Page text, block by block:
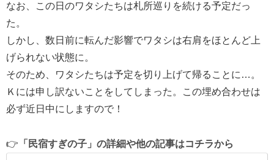
なお、この日のワタシたちは札所巡りを続ける予定だっ
た。
しかし、数日前に転んだ影響でワタシは右肩をほとんど上
げられない状態に。
そのため、ワタシたちは予定を切り上げて帰ることに…。
Ｋには申し訳ないことをしてしまった。この埋め合わせは
必ず近日中にしますので！
👉 「民宿すぎの子」の詳細や他の記事はコチラから